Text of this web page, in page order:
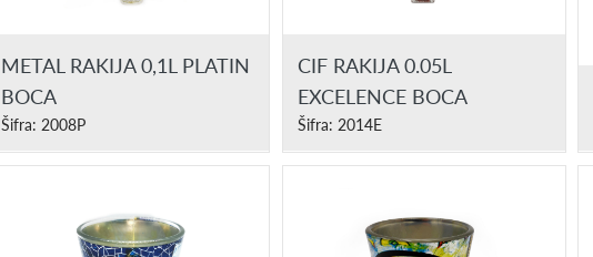
METAL RAKIJA 0,1L PLATIN
BOCA
Šifra: 2008P
CIF RAKIJA 0.05L
EXCELENCE BOCA
Šifra: 2014E